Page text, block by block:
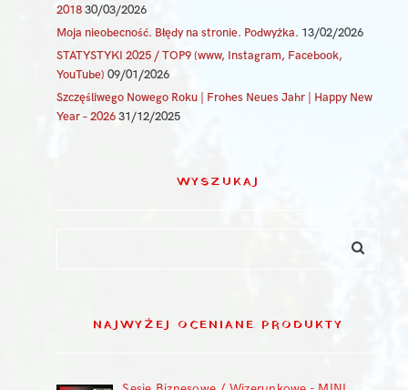
2018 30/03/2026
Moja nieobecność. Błędy na stronie. Podwyżka. 13/02/2026
STATYSTYKI 2025 / TOP9 (www, Instagram, Facebook,
YouTube) 09/01/2026
Szczęśliwego Nowego Roku | Frohes Neues Jahr | Happy New
Year – 2026 31/12/2025
WYSZUKAJ
NAJWYŻEJ OCENIANE PRODUKTY